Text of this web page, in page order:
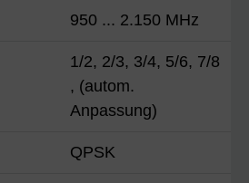
950 ... 2.150 MHz
1/2, 2/3, 3/4, 5/6, 7/8
, (autom.
Anpassung)
QPSK